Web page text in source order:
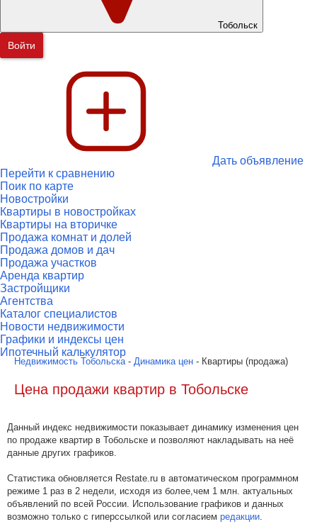
Тобольск
Войти
Дать объявление
Перейти к сравнению
Поик по карте
Новостройки
Квартиры в новостройках
Квартиры на вторичке
Продажа комнат и долей
Продажа домов и дач
Продажа участков
Аренда квартир
Застройщики
Агентства
Каталог специалистов
Новости недвижимости
Графики и индексы цен
Ипотечный калькулятор
Недвижимость Тобольска - Динамика цен - Квартиры (продажа)
Цена продажи квартир в Тобольске
Данный индекс недвижимости показывает динамику изменения цен
по продаже квартир в Тобольске и позволяют накладывать на неё
данные других графиков.
Статистика обновляется Restate.ru в автоматическом программном
режиме 1 раз в 2 недели, исходя из более,чем 1 млн. актуальных
объявлений по всей России. Использование графиков и данных
возможно только с гиперссылкой или согласием редакции.